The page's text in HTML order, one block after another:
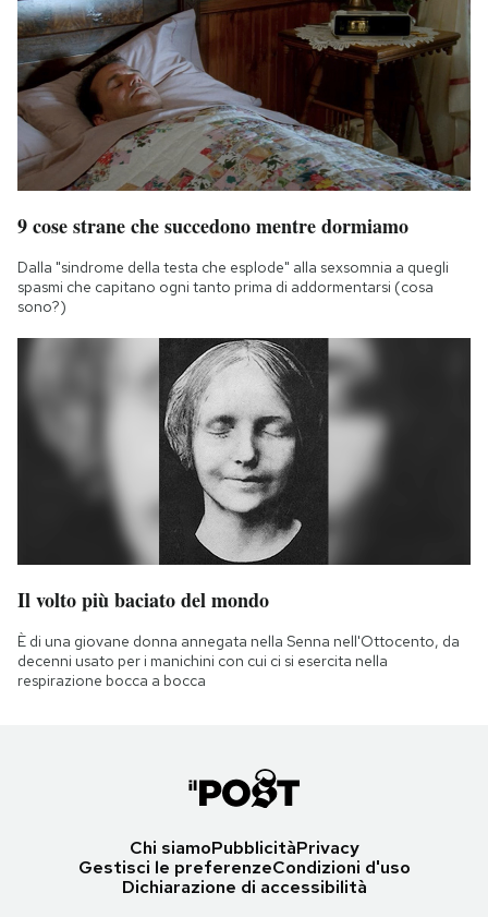
9 cose strane che succedono mentre dormiamo
Dalla "sindrome della testa che esplode" alla sexsomnia a quegli
spasmi che capitano ogni tanto prima di addormentarsi (cosa
sono?)
Il volto più baciato del mondo
È di una giovane donna annegata nella Senna nell'Ottocento, da
decenni usato per i manichini con cui ci si esercita nella
respirazione bocca a bocca
Chi siamoPubblicitàPrivacy
Gestisci le preferenzeCondizioni d'uso
Dichiarazione di accessibilità